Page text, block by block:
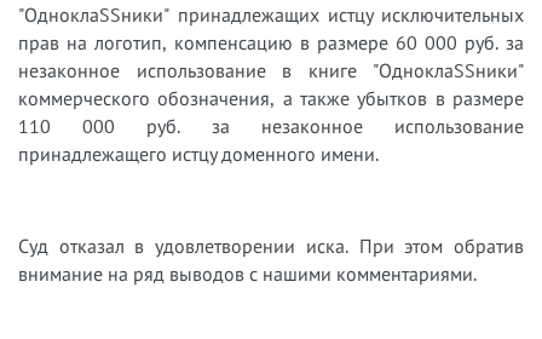
"ОдноклаSSники" принадлежащих истцу исключительных
прав на логотип, компенсацию в размере 60 000 руб. за
незаконное использование в книге "ОдноклаSSники"
коммерческого обозначения, а также убытков в размере
110 000 руб. за незаконное использование
принадлежащего истцу доменного имени.
Суд отказал в удовлетворении иска. При этом обратив
внимание на ряд выводов с нашими комментариями.